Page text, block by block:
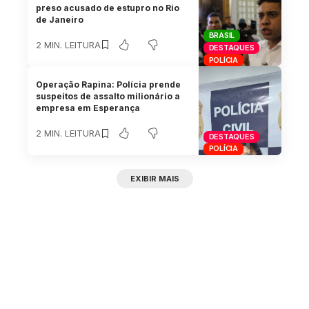
BRASIL
DESTAQUES
POLÍCIA
preso acusado de estupro no Rio
de Janeiro
2 MIN. LEITURA
DESTAQUES
POLÍCIA
Operação Rapina: Polícia prende
suspeitos de assalto milionário a
empresa em Esperança
2 MIN. LEITURA
EXIBIR MAIS